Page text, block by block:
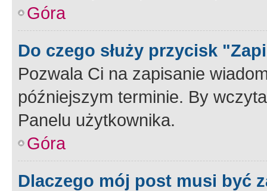
Góra
Do czego służy przycisk
Pozwala Ci na zapisanie
późniejszym terminie. By
Panelu użytkownika.
Góra
Dlaczego mój post musi być